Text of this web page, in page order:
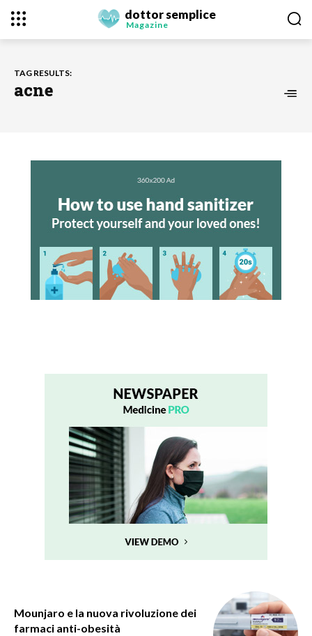
dottor semplice
Magazine
TAG RESULTS:
acne
Mounjaro e la nuova rivoluzione dei
farmaci anti-obesità